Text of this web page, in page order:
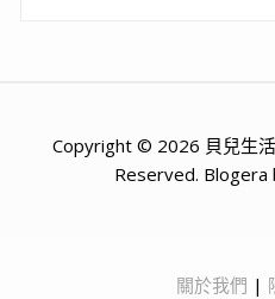
Copyright © 2026 貝兒生
Reserved. Blogera
關於我們 |